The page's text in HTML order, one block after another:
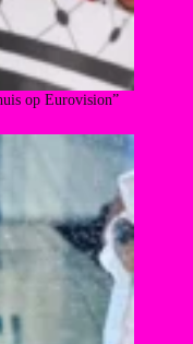
op Eurovision”